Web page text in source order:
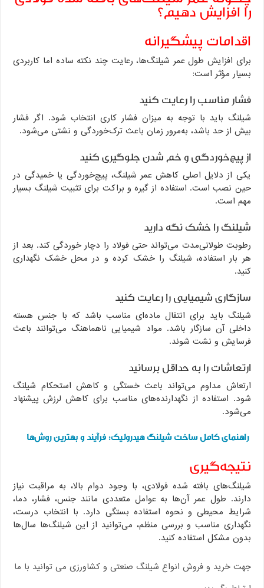
را افزایش دهیم؟
اقدامات پیشگیرانه
برای افزایش طول عمر شیلنگ‌ها، رعایت چند نکته ساده اما کاربردی
بسیار مؤثر است:
فشار مناسب را رعایت کنید
شیلنگ باید با توجه به میزان فشار کاری انتخاب شود. اگر فشار
بیش از حد باشد، به‌مرور زمان باعث ترک‌خوردگی و نشتی می‌شود.
از پیچ‌خوردگی و خم شدن جلوگیری کنید
یکی از دلایل اصلی کاهش عمر شیلنگ، پیچ‌خوردگی یا خمیدگی در
حین نصب است. استفاده از گیره و براکت برای تثبیت شیلنگ بسیار
مهم است.
شیلنگ را خشک نگه دارید
رطوبت طولانی‌مدت می‌تواند حتی فولاد را دچار خوردگی کند. بعد از
هر بار استفاده، شیلنگ را خشک کرده و در محل خشک نگهداری
کنید.
سازگاری شیمیایی را رعایت کنید
شیلنگ باید برای انتقال ماده‌ای مناسب باشد که با جنس هسته
داخلی آن سازگار باشد. مواد شیمیایی ناهماهنگ می‌توانند باعث
فرسایش و نشت شوند.
ارتعاشات را به حداقل برسانید
ارتعاش مداوم می‌تواند باعث خستگی و کاهش استحکام شیلنگ
شود. استفاده از نگهدارنده‌های مناسب برای کاهش لرزش پیشنهاد
می‌شود.
راهنمای کامل ساخت شیلنگ هیدرولیک: فرآیند و بهترین روش‌ها
نتیجه‌گیری
شیلنگ‌های بافته شده فولادی، با وجود دوام بالا، به مراقبت نیاز
دارند. طول عمر آن‌ها به عوامل متعددی مانند جنس، فشار، دما،
شرایط محیطی و نحوه استفاده بستگی دارد. با انتخاب درست،
نگهداری مناسب و بررسی منظم، می‌توانید از این شیلنگ‌ها سال‌ها
بدون مشکل استفاده کنید.
جهت خرید و فروش انواع شیلنگ صنعتی و کشاورزی می توانید با ما